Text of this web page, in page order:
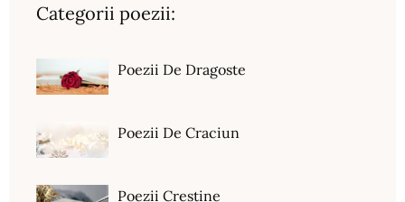
Categorii poezii:
Poezii De Dragoste
Poezii De Craciun
Poezii Crestine